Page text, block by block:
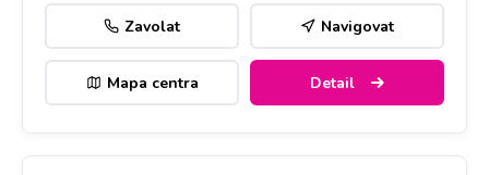
Zavolat Navigovat
Mapa centra Detail